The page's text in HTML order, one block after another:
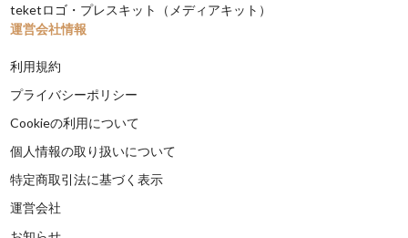
teketロゴ・プレスキット（メディアキット）
運営会社情報
利用規約
プライバシーポリシー
Cookieの利用について
個人情報の取り扱いについて
特定商取引法に基づく表示
運営会社